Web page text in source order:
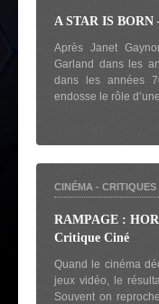
A STAR IS
Après Janet
Garland dans les
dans les années
endosse le rôle d’une
CINÉMA - CRITIQUES
RAMPAGE :
Critique Ciné
Quand le cinéma
jeux vidéo, le
Souvent on